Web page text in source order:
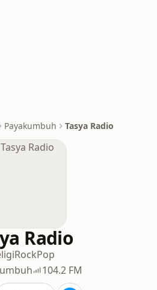
Payakumbuh Tasya Radio
Radio
RockPop
104.2 FM